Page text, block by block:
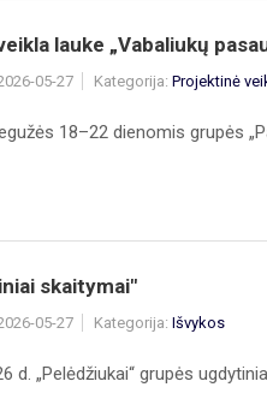
lauke „Vabaliukų
05-27 Kategorija: Projektinė
18–22 dienomis grupės
skaitymai"
05-27 Kategorija: Išvykos
d. „Pelėdžiukai“ grupės